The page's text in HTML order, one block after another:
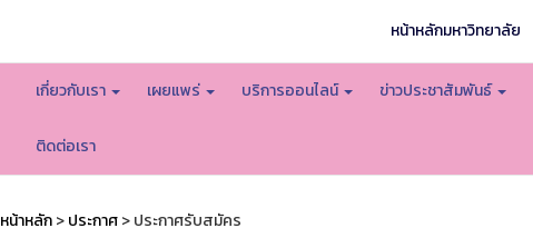
หน้าหลักมหาวิทยาลัย
เกี่ยวกับเรา เผยแพร่ บริการออนไลน์ ข่าวประชาสัมพันธ์
ติดต่อเรา
หน้าหลัก>ประกาศ> ประกาศรับสมัคร